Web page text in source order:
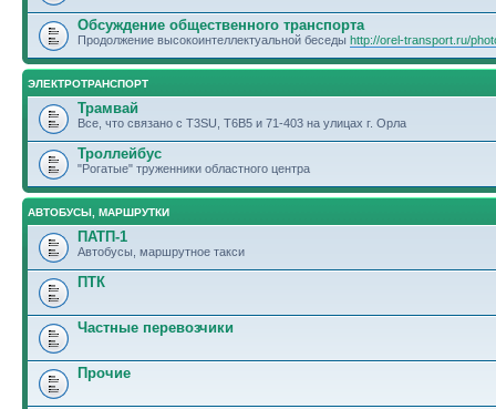
Обсуждение общественного транспорта
Продолжение высокоинтеллектуальной беседы http://orel-transport.ru/
ЭЛЕКТРОТРАНСПОРТ
Трамвай
Все, что связано с T3SU, T6B5 и 71-403 на улицах г. Орла
Троллейбус
"Рогатые" труженники областного центра
АВТОБУСЫ, МАРШРУТКИ
ПАТП-1
Автобусы, маршрутное такси
ПТК
Частные перевозчики
Прочие